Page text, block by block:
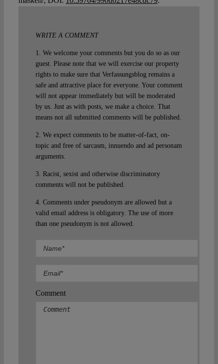
WRITE A COMMENT
1. We welcome your comments but you do so as our
guest. Please note that we will exercise our property
rights to make sure that Verfassungsblog remains a
safe and attractive place for everyone. Your comment
will not appear immediately but will be moderated
by us. Just as with posts, we make a choice. That
means not all submitted comments will be published.
2. We expect comments to be matter-of-fact, on-
topic and free of sarcasm, innuendo and ad personam
arguments.
3. Racist, sexist and otherwise discriminatory
comments will not be published.
4. Comments under pseudonym are allowed but a
valid email address is obligatory. The use of more
than one pseudonym is not allowed.
Comment